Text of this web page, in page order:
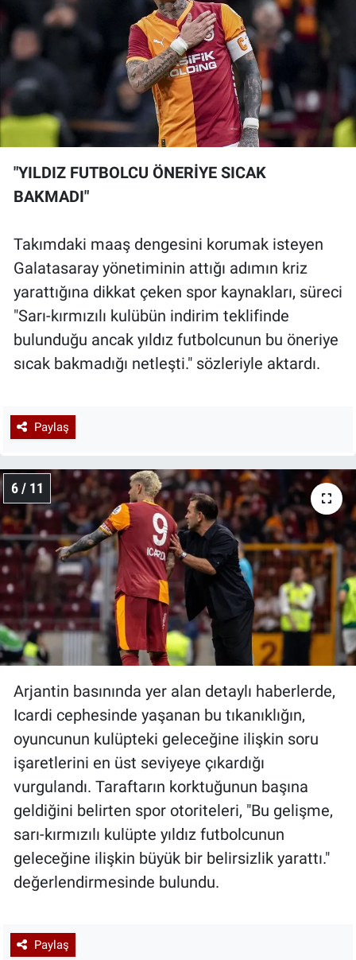
"YILDIZ FUTBOLCU ÖNERİYE SICAK
BAKMADI"
Takımdaki maaş dengesini korumak isteyen
Galatasaray yönetiminin attığı adımın kriz
yarattığına dikkat çeken spor kaynakları, süreci
"Sarı-kırmızılı kulübün indirim teklifinde
bulunduğu ancak yıldız futbolcunun bu öneriye
sıcak bakmadığı netleşti." sözleriyle aktardı.
Paylaş
6 / 11
Arjantin basınında yer alan detaylı haberlerde,
Icardi cephesinde yaşanan bu tıkanıklığın,
oyuncunun kulüpteki geleceğine ilişkin soru
işaretlerini en üst seviyeye çıkardığı
vurgulandı. Taraftarın korktuğunun başına
geldiğini belirten spor otoriteleri, "Bu gelişme,
sarı-kırmızılı kulüpte yıldız futbolcunun
geleceğine ilişkin büyük bir belirsizlik yarattı."
değerlendirmesinde bulundu.
Paylaş